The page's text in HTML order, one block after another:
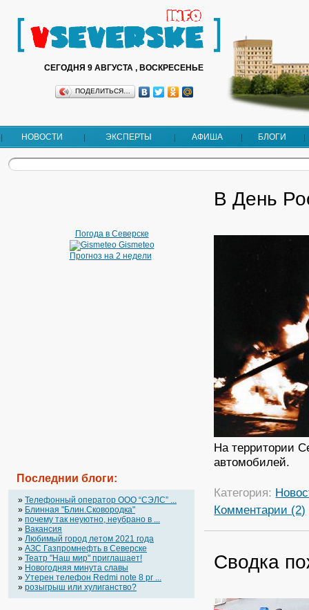
СЕГОДНЯ 9 АВГУСТА , ВОСКРЕСЕНЬЕ
ПОДЕЛИТЬСЯ…
НОВОСТИ ЭКСПЕРТЫ АФИША БЛОГИ
Погода в Северске
Gismeteo
Прогноз на 2 недели
Последнии блоги:
» Телефонный оператор OOO “СЭЛС” ...
» Блинная "Блин.Сковородка"
» почему так неуютно, неубрано в ...
» Вакансия
» Любимый город летом 2021 года
» АЗС Газпромнефть в Северске
» Театр "Наш мир" приглашает!
» Новогодняя минута славы
» Утерен телефон Redmi note 8 pr ...
» розыгрыш или хулиганство?
В День
На территории
автомобилей.
Категория:
Комментарии (2)
Сводка